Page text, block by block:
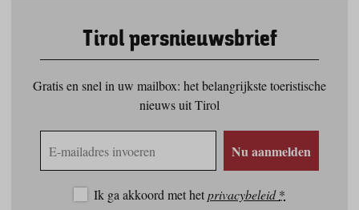
Tirol persnieuwsbrief
Gratis en snel in uw mailbox: het belangrijkste toeristische
nieuws uit Tirol
mailadres
Nu aanmelden
Ik ga akkoord met hetprivacybeleid*